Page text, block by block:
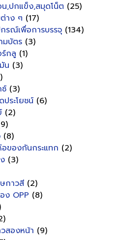
,ปกแข็ง,สมุดโน็ต (25)
าง ๆ (17)
รณ์เพื่อการบรรจุ (134)
มบัตร (3)
ร์กลู (1)
น (3)
ซ์ (3)
ระโยชน์ (6)
(2)
(8)
ของกันกระแทก (2)
(3)
กาวสี (2)
ง OPP (8)
สองหน้า (9)